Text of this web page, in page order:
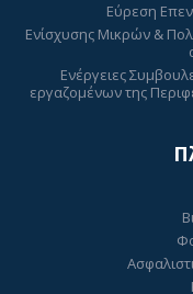
Εύρεση
Ενίσχυσης Μικρών &
Ενέργειες
εργαζομένων της